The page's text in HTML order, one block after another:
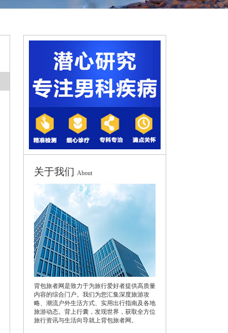
关于我们 About
背包旅者网是致力于为旅行爱好者提供高质量
内容的综合门户。我们为您汇集深度旅游攻
略、潮流户外生活方式、实用出行指南及各地
旅游动态。背上行囊，发现世界，获取全方位
旅行资讯与生活向导就上背包旅者网。